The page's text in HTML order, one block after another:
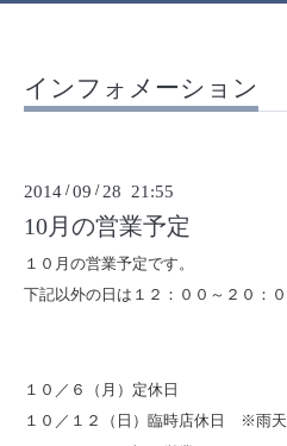
インフォメーション
2014 /09 / 28 21:55
10月の営業予定
１０月の営業予定です。
下記以外の日は１２：００～２０：０
１０／６（月）定休日
１０／１２（日）臨時店休日 ※雨天